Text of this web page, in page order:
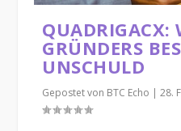
QUADRIGACX:
GRÜNDERS
UNSCHULD
Gepostet von BTC Echo |28.